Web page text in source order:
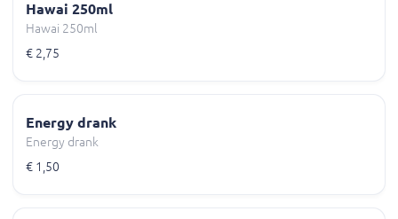
Hawai 250ml
Hawai 250ml
€ 2,75
Energy drank
Energy drank
€ 1,50